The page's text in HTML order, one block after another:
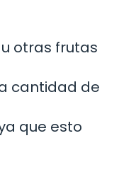
otras frutas
cantidad de
que esto